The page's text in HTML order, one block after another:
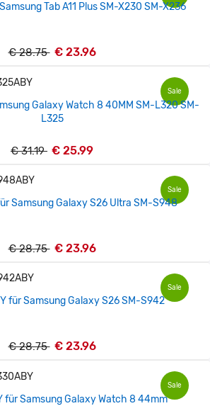
Tab A11 Plus SM-X230 SM-X236
€ 28.75 € 23.96
Sale
Galaxy Watch 8 40MM SM-L320 SM-
L325
€ 31.19 € 25.99
Sale
Samsung Galaxy S26 Ultra SM-S948
€ 28.75 € 23.96
Sale
für Samsung Galaxy S26 SM-S942
€ 28.75 € 23.96
Sale
für Samsung Galaxy Watch 8 44mm